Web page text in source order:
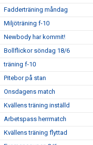
Fadderträning måndag
Miljöträning f-10
Newbody har kommit!
Bollflickor söndag 18/6
träning f-10
Pitebor på stan
Onsdagens match
Kvällens träning inställd
Arbetspass herrmatch
Kvällens träning flyttad